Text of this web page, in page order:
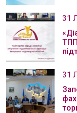
31
ТПП
31